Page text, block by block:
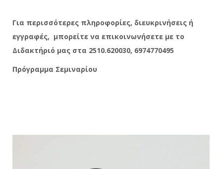
Για περισσότερες πληροφορίες, διευκρινήσεις ή
εγγραφές, μπορείτε να επικοινωνήσετε με το
Διδακτήριό μας στα 2510.620030, 6974770495
Πρόγραμμα Σεμιναρίου